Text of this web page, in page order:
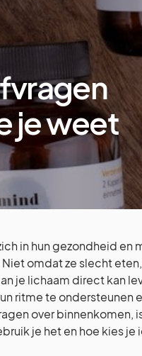
je weet
in hun gezondheid en
omdat ze slecht
je lichaam direct kan
ritme te ondersteunen
over binnenkomen,
je het en hoe kies je